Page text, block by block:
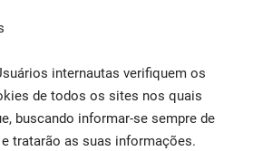
internautas verifiquem os
de todos os sites nos quais
buscando informar-se sempre de
tratarão as suas informações.